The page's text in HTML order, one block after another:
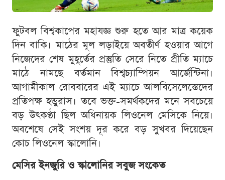
ফুটবল বিশ্বকাপের মহাযজ্ঞ শুরু হতে আর মাত্র কয়েক
দিন বাকি। মাঠের মূল লড়াইয়ে অবতীর্ণ হওয়ার আগে
নিজেদের শেষ মুহূর্তের প্রস্তুতি সেরে নিতে প্রীতি ম্যাচে
মাঠে নামছে বর্তমান বিশ্বচ্যাম্পিয়ন আর্জেন্টিনা।
আগামীকাল রোববারের এই ম্যাচে আলবিসেলেস্তেদের
প্রতিপক্ষ হন্ডুরাস। তবে ভক্ত-সমর্থকদের মনে সবচেয়ে
বড় উৎকণ্ঠা ছিল অধিনায়ক লিওনেল মেসিকে নিয়ে।
অবশেষে সেই সংশয় দূর করে বড় সুখবর দিয়েছেন
কোচ লিওনেল স্কালোনি।
মেসির ইনজুরি ও স্কালোনির সবুজ সংকেত